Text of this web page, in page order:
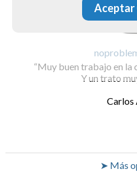
Muy buen trabajo en la
Y un trato
Carlos
➤ Más
Aceptar